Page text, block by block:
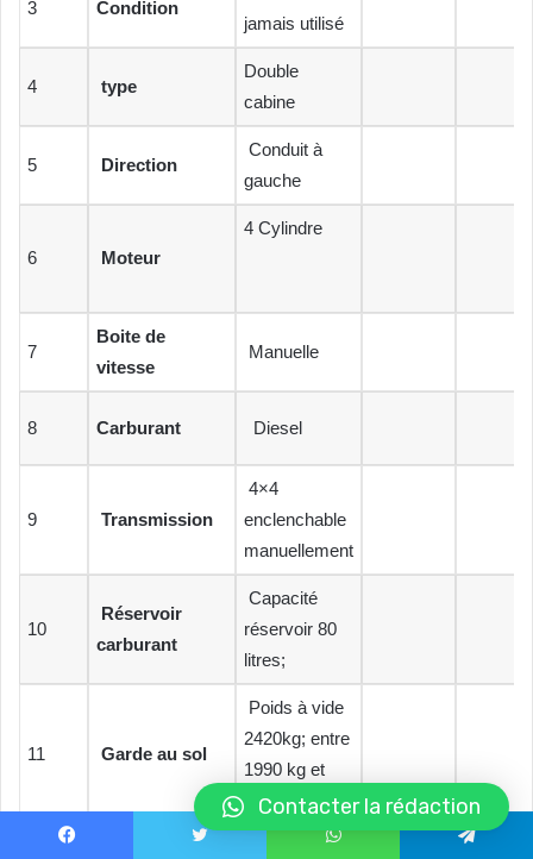
3 Condition
jamais utilisé
4 type
Double
cabine
5 Direction
Conduit à
gauche
6 Moteur
4 Cylindre
7
Boite de
vitesse
Manuelle
8 Carburant Diesel
9 Transmission
4×4
enclenchable
manuellement
10
Réservoir
carburant
Capacité
réservoir 80
litres;
11 Garde au sol
Poids à vide
2420kg; entre
1990 kg et
2090 kg
Non-CFCir
Contacter la rédaction